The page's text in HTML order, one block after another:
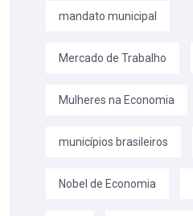
mandato municipal
Mercado de Trabalho
Mulheres na Economia
municípios brasileiros
Nobel de Economia